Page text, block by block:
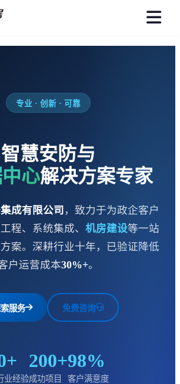
专业 · 创新 · 可靠
智慧安防与
心解决方案专家
成有限公司 ，致力于为政企客户
程、系统集成、 机房建设等一站
案。深耕行业十年，已验证降低
户运营成本30%+。
服务 免费咨询
业经验
200+
成功项目
98%
客户满意度